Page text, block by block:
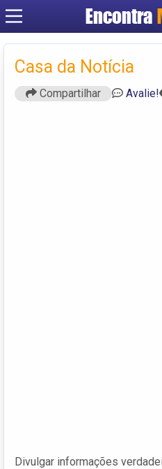
Encontra
Casa da Notícia
Compartilhar Avalie!
Divulgar informações